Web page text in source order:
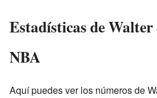
Estadísticas de Walter
NBA
Aquí puedes ver los números de